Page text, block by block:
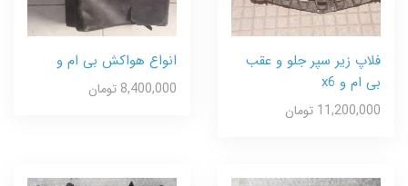
فلاپ زیر سپر جلو و عقب
بی ام و x6
11,200,000 تومان
انواع هواکش بی ام و
8,400,000 تومان